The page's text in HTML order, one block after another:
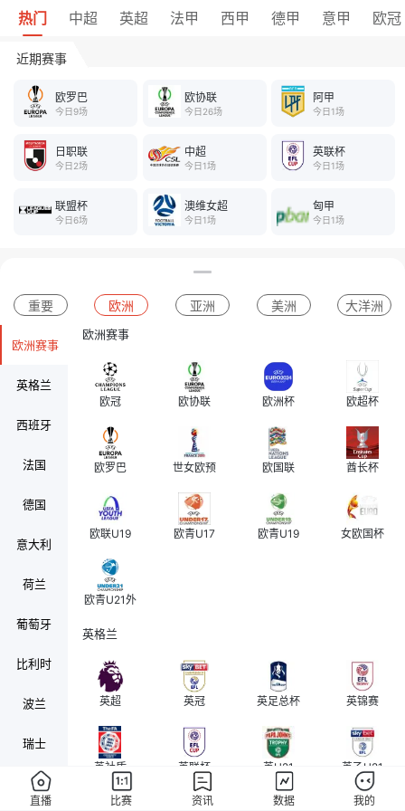
热门 中超 英超 法甲 西甲 德甲 意甲 欧冠
近期赛事
欧罗巴
今日9场
欧协联
今日26场
阿甲
今日1场
日职联
今日2场
中超
今日1场
英联杯
今日1场
联盟杯
今日6场
澳维女超
今日1场
匈甲
今日1场
重要 欧洲 亚洲 美洲 大洋洲
欧洲赛事
英格兰
西班牙
法国
德国
意大利
荷兰
葡萄牙
比利时
波兰
瑞士
奥地利
欧洲赛事
欧冠 欧协联 欧洲杯 欧超杯
欧罗巴 世女欧预 欧国联 酋长杯
欧联U19 欧青U17 欧青U19 女欧国杯
欧青U21外
英格兰
英超 英冠 英足总杯 英锦赛
英社盾 英联杯 英U21 英乙U21
直播 比赛 资讯 数据 我的